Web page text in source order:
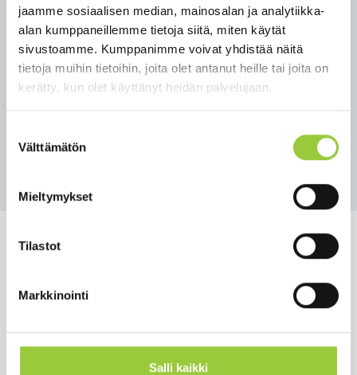
jaamme sosiaalisen median, mainosalan ja analytiikka-
alan kumppaneillemme tietoja siitä, miten käytät
sivustoamme. Kumppanimme voivat yhdistää näitä
tietoja muihin tietoihin, joita olet antanut heille tai joita on
kerätty, kun olet käyttänyt heidän palvelujaan.
valinta
Välttämätön
Mieltymykset
Tilastot
Markkinointi
Salli kaikki
Lisätietoja antavat
assistentti Niina Rytilahti, p. 0295 017055,
niina.rytilahti@avi.fija
kehittämispäällikkö Leena Meriläinen, p. 0295
017 523, leena.merilainen@avi.fi
Salmelankuja 1, 88300 Paltamo
y-tunnus 0188808-0